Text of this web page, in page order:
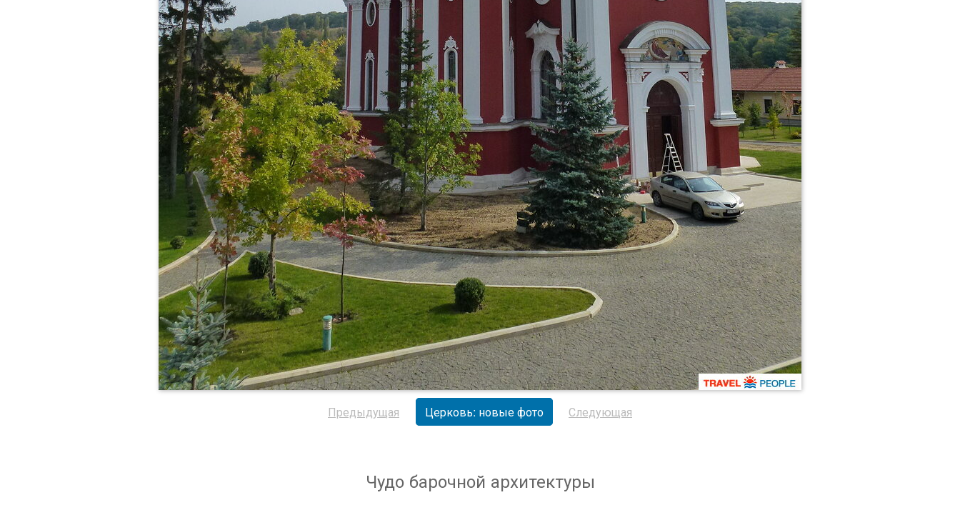
Предыдущая Церковь: новые фото Следующая
Чудо барочной архитектуры